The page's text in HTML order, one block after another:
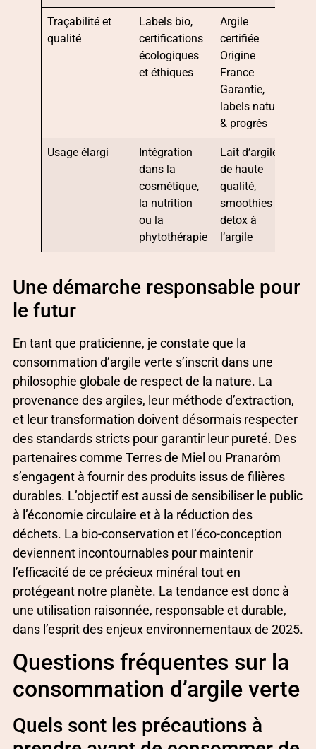
Traçabilité et
qualité
Labels bio,
certifications
écologiques
et éthiques
Argile
certifiée
Origine
France
Garantie,
labels nature
& progrès
Usage élargi
Intégration
dans la
cosmétique,
la nutrition
ou la
phytothérapie
Lait d’argile
de haute
qualité,
smoothies
detox à
l’argile
Une démarche responsable pour
le futur
En tant que praticienne, je constate que la
consommation d’argile verte s’inscrit dans une
philosophie globale de respect de la nature. La
provenance des argiles, leur méthode d’extraction,
et leur transformation doivent désormais respecter
des standards stricts pour garantir leur pureté. Des
partenaires comme Terres de Miel ou Pranarôm
s’engagent à fournir des produits issus de filières
durables. L’objectif est aussi de sensibiliser le public
à l’économie circulaire et à la réduction des
déchets. La bio-conservation et l’éco-conception
deviennent incontournables pour maintenir
l’efficacité de ce précieux minéral tout en
protégeant notre planète. La tendance est donc à
une utilisation raisonnée, responsable et durable,
dans l’esprit des enjeux environnementaux de 2025.
Questions fréquentes sur la
consommation d’argile verte
Quels sont les précautions à